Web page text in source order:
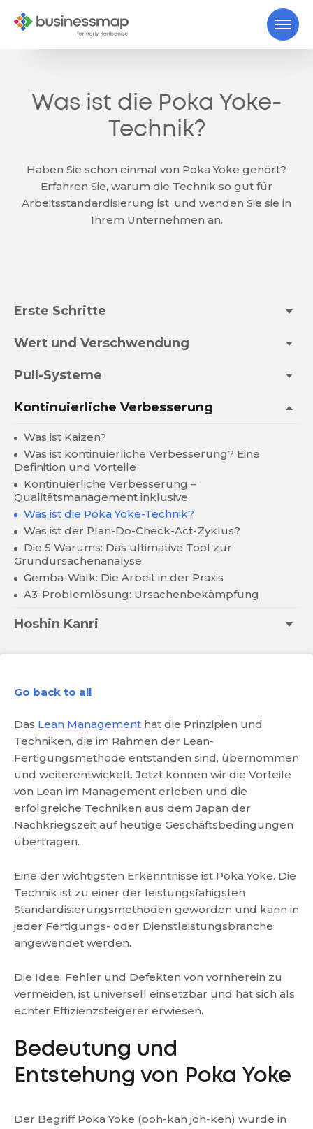
Was ist die Poka Yoke-
Technik?
Haben Sie schon einmal von Poka Yoke gehört?
Erfahren Sie, warum die Technik so gut für
Arbeitsstandardisierung ist, und wenden Sie sie in
Ihrem Unternehmen an.
Erste Schritte
Wert und Verschwendung
Pull-Systeme
Kontinuierliche Verbesserung
Was ist Kaizen?
Was ist kontinuierliche Verbesserung? Eine
Definition und Vorteile
Kontinuierliche Verbesserung –
Qualitätsmanagement inklusive
Was ist die Poka Yoke-Technik?
Was ist der Plan-Do-Check-Act-Zyklus?
Die 5 Warums: Das ultimative Tool zur
Grundursachenanalyse
Gemba-Walk: Die Arbeit in der Praxis
A3-Problemlösung: Ursachenbekämpfung
Hoshin Kanri
Go back to all
Das Lean Management hat die Prinzipien und
Techniken, die im Rahmen der Lean-
Fertigungsmethode entstanden sind, übernommen
und weiterentwickelt. Jetzt können wir die Vorteile
von Lean im Management erleben und die
erfolgreiche Techniken aus dem Japan der
Nachkriegszeit auf heutige Geschäftsbedingungen
übertragen.
Eine der wichtigsten Erkenntnisse ist Poka Yoke. Die
Technik ist zu einer der leistungsfähigsten
Standardisierungsmethoden geworden und kann in
jeder Fertigungs- oder Dienstleistungsbranche
angewendet werden.
Die Idee, Fehler und Defekten von vornherein zu
vermeiden, ist universell einsetzbar und hat sich als
echter Effizienzsteigerer erwiesen.
Bedeutung und
Entstehung von Poka Yoke
Der Begriff Poka Yoke (poh-kah joh-keh) wurde in